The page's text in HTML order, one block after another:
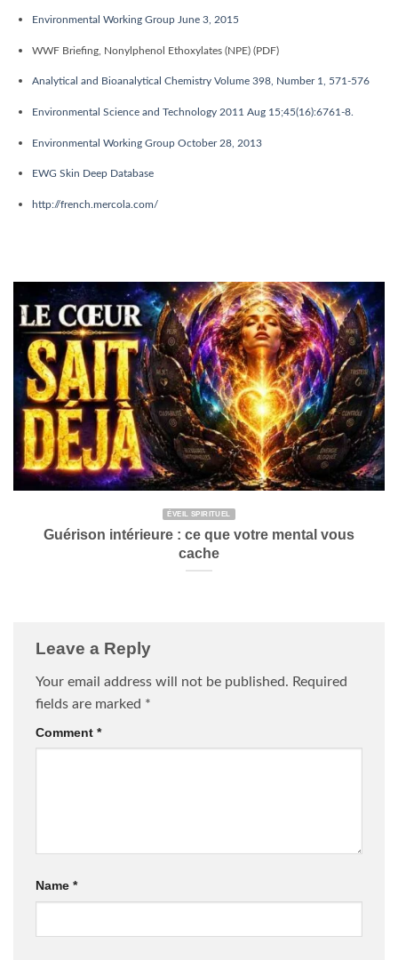
Environmental Working Group June 3, 2015
WWF Briefing, Nonylphenol Ethoxylates (NPE) (PDF)
Analytical and Bioanalytical Chemistry Volume 398, Number 1, 571-576
Environmental Science and Technology 2011 Aug 15;45(16):6761-8.
Environmental Working Group October 28, 2013
EWG Skin Deep Database
http://french.mercola.com/
ÉVEIL SPIRITUEL
Guérison intérieure : ce que votre mental vous
cache
Leave a Reply
Your email address will not be published. Required
fields are marked *
Comment *
Name *